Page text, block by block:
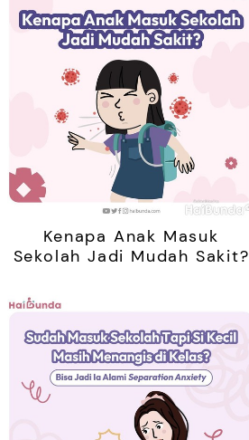
Kenapa Anak Masuk
Sekolah Jadi Mudah Sakit?